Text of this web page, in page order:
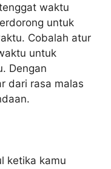
waktu
untuk
Cobalah atur
untuk
Dengan
dari rasa malas
ketika kamu